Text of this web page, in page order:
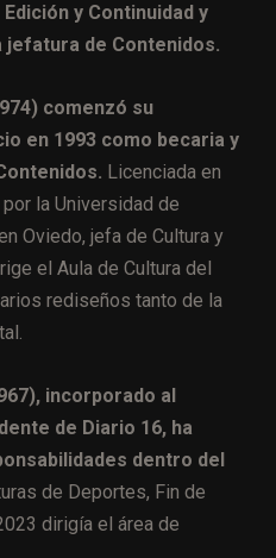
y Continuidad y
jefatura de Contenidos.
comenzó su
en 1993 como becaria y
Licenciada en
la Universidad de
Oviedo, jefa de Cultura y
el Aula de Cultura del
rediseños tanto de la
incorporado al
de Diario 16, ha
dentro del
de Deportes, Fin de
dirigía el área de